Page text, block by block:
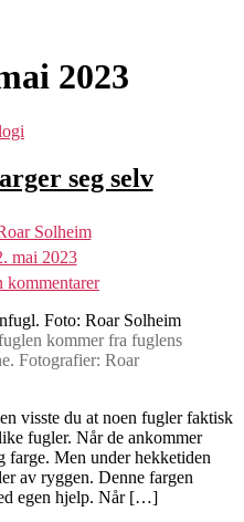
2023
seg selv
Solheim
mai 2023
kommentarertil
Fuglene
som
farger
seg
kommer fra fuglens
Fotografier: Roar
visste du at noen fugler faktisk
fugler. Når de ankommer
farge. Men under hekketiden
av ryggen. Denne fargen
egen hjelp. Når […]